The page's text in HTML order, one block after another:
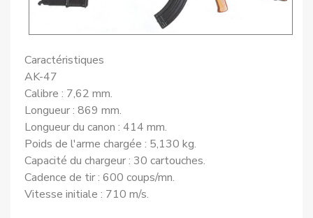
Caractéristiques
AK-47
Calibre : 7,62 mm.
Longueur : 869 mm.
Longueur du canon : 414 mm.
Poids de l'arme chargée : 5,130 kg.
Capacité du chargeur : 30 cartouches.
Cadence de tir : 600 coups/mn.
Vitesse initiale : 710 m/s.